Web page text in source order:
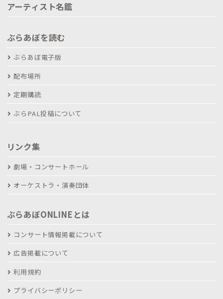
アーティスト名鑑
ぶらあぼを読む
ぶらあぼ電子版
配布場所
定期購読
ぶらPAL投稿について
リンク集
劇場・コンサートホール
オーケストラ・演奏団体
ぶらあぼONLINEとは
コンサート情報掲載について
広告掲載について
利用規約
プライバシーポリシー